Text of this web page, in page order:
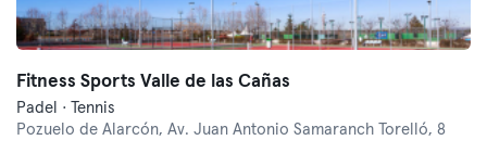
Fitness Sports Valle de las Cañas
Padel · Tennis
Pozuelo de Alarcón, Av. Juan Antonio Samaranch Torelló, 8